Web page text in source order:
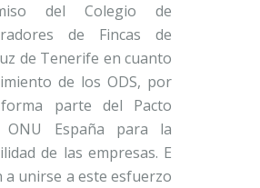
del Colegio de
de Fincas de
de Tenerife en cuanto
de los ODS, por
parte del Pacto
ONU España para la
de las empresas. E
a unirse a este esfuerzo